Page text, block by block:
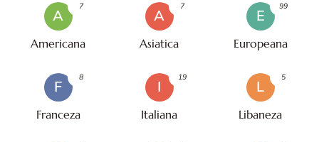
A
Americana
7
A
Asiatica
7
E
Europeana
99
F
Franceza
8
I
Italiana
19
L
Libaneza
5